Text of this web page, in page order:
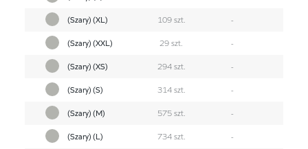
(Szary) (XL)
109 szt.
-
(Szary) (XXL)
29 szt.
-
(Szary) (XS)
294 szt.
-
(Szary) (S)
314 szt.
-
(Szary) (M)
575 szt.
-
(Szary) (L)
734 szt.
-